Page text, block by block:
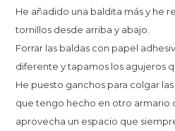
He añadido una baldita más y he
tornillos desde arriba y abajo.
Forrar las baldas con papel
diferente y tapamos los agujeros
He puesto ganchos para colgar
que tengo hecho en otro armario
aprovecha un espacio que